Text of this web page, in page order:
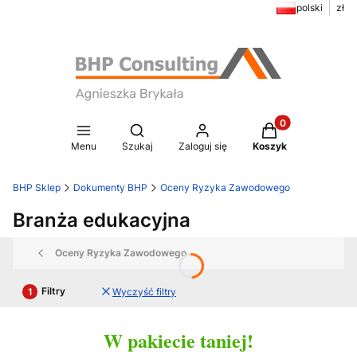
polski zł
Menu
Otwórz wyszukiwarkę
Szukaj Zaloguj się
Produkty w
Koszyk
BHP Sklep Dokumenty BHP Oceny Ryzyka Zawodowego
Branża edukacyjna
Oceny Ryzyka Zawodowego
Filtry Wyczyść filtry
W pakiecie taniej!